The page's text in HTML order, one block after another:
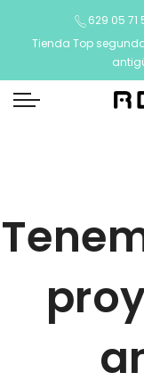
629 05 71
Tienda Top